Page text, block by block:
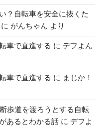
？自転車を安全に抜くた
に がんちゃん より
車で直進する に デフよん
車で直進する に まじか！
歩道を渡ろうとする自転
あるとわかる話 に デフよ